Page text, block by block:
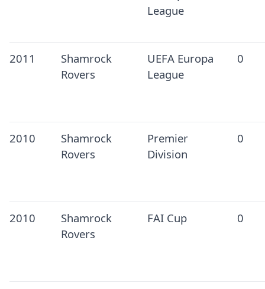
League
2011
Shamrock
Rovers
UEFA Europa
League
0
2010
Shamrock
Rovers
Premier
Division
0
2010
Shamrock
Rovers
FAI Cup 0